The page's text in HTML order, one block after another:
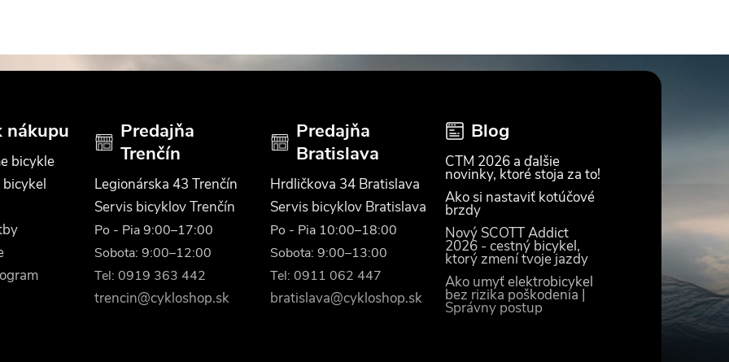
nákupu
bicykle
Predajňa
Trenčín
Legionárska 43 Trenčín
Servis bicyklov Trenčín
Po - Pia 9:00–17:00
Sobota: 9:00–12:00
Tel: 0919 363 442
trencin@cykloshop.sk
Predajňa
Bratislava
Hrdličkova 34 Bratislava
Servis bicyklov Bratislava
Po - Pia 10:00–18:00
Sobota: 9:00–13:00
Tel: 0911 062 447
bratislava@cykloshop.sk
Blog
CTM 2026 a ďalšie
novinky, ktoré stoja za to!
Ako si nastaviť kotúčové
brzdy
Nový SCOTT Addict
2026 - cestný bicykel,
ktorý zmení tvoje jazdy
Ako umyť elektrobicykel
bez rizika poškodenia |
Správny postup